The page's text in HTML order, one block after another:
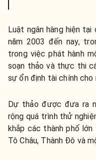
Luật ngân hàng hiện
năm 2003 đến nay,
trong việc phát hành
soạn thảo và thực thi
sự ổn định tài chính cho
Dự thảo được đưa ra
rộng quá trình thử
khắp các thành phố lớn
Tô Châu, Thành Đô và